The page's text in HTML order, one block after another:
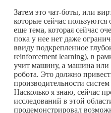
Затем это чат-боты, или
которые сейчас
еще тема, которая сейчас
пока у нее нет даже
ввиду подкрепленное
reinforcement learning), в
учит машину, а машина или
робота. Это должно
производительности
Насколько я знаю, сейчас
исследований в этой
продемонстрировал